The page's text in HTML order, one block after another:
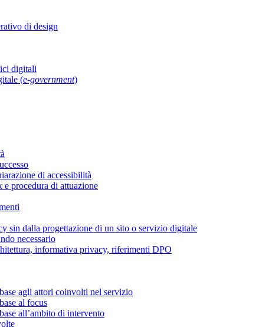
di design
digitali
(e-government)
di accessibilità
e procedura di attuazione
sin dalla progettazione di un sito o servizio digitale
necessario
informativa privacy, riferimenti DPO
agli attori coinvolti nel servizio
al focus
all’ambito di intervento